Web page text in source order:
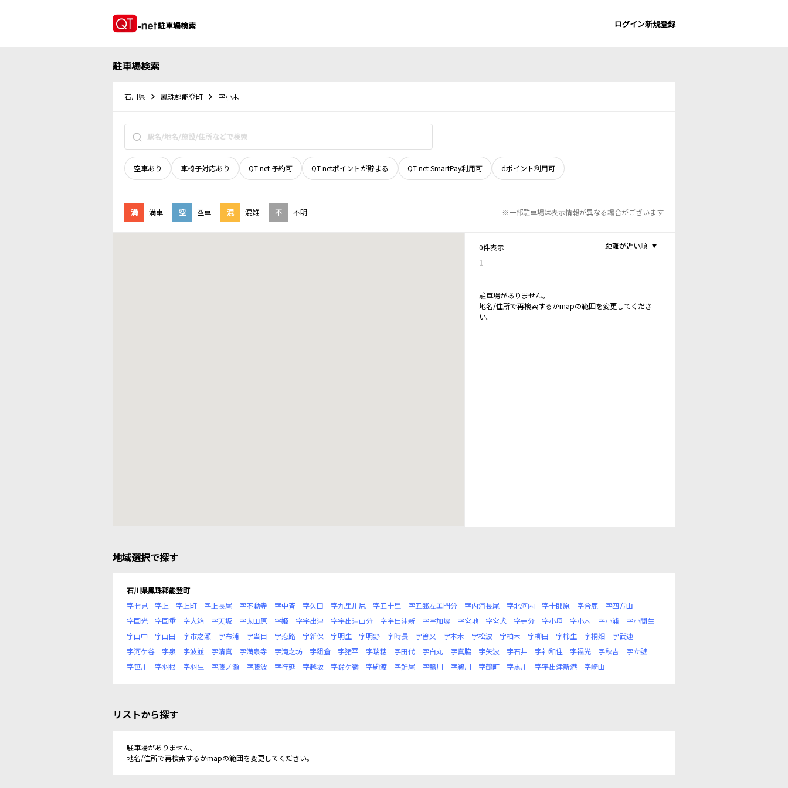
駐車場検索 ログイン新規登録
駐車場検索
石川県 鳳珠郡能登町 字小木
空車あり 車椅子対応あり QT-net 予約可 QT-netポイントが貯まる QT-net SmartPay利用可 dポイント利用可
満 満車 空 空車 混 混雑 不 不明 ※一部駐車場は表示情報が異なる場合がございます
0件表示
1
距離が近い順
駐車場がありません。
地名/住所で再検索するかmapの範囲を変更してくださ
い。
地域選択で探す
石川県鳳珠郡能登町
字七見
字上 字上町 字上長尾 字不動寺 字中斉 字久田 字九里川尻 字五十里 字五郎左エ門分 字内浦長尾 字北河内 字十郎原 字合鹿
字四方山
字国光
字国重 字大箱 字天坂 字太田原 字姫 字宇出津 字宇出津山分 字宇出津新 字宇加塚 字宮地 字宮犬 字寺分 字小垣 字小木 字小浦
字小間生
字山中
字山田 字市之瀬 字布浦 字当目 字恋路 字新保 字明生 字明野 字時長 字曽又 字本木 字松波 字柏木 字柳田 字柿生 字桐畑
字武連
字河ケ谷
字泉 字波並 字清真 字満泉寺 字滝之坊 字爼倉 字猪平 字瑞穂 字田代 字白丸 字真脇 字矢波 字石井 字神和住 字福光 字秋吉
字立壁
字笹川
字羽根 字羽生 字藤ノ瀬 字藤波 字行延 字越坂 字鈴ケ嶺 字駒渡 字鮭尾 字鴨川 字鵜川 字鶴町 字黒川 字宇出津新港 字崎山
リストから探す
駐車場がありません。
地名/住所で再検索するかmapの範囲を変更してください。